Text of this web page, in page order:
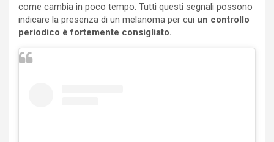
come cambia in poco tempo. Tutti questi segnali possono
indicare la presenza di un melanoma per cui un controllo
periodico è fortemente consigliato.